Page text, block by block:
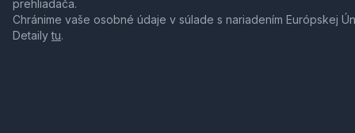
prehliadača.
Chránime vaše osobné údaje v súlade s nariadením Európskej
Detailytu.